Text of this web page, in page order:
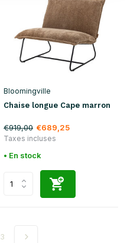
Bloomingville
Chaise longue Cape marron
€919,00 €689,25
Taxes incluses
• En stock
3